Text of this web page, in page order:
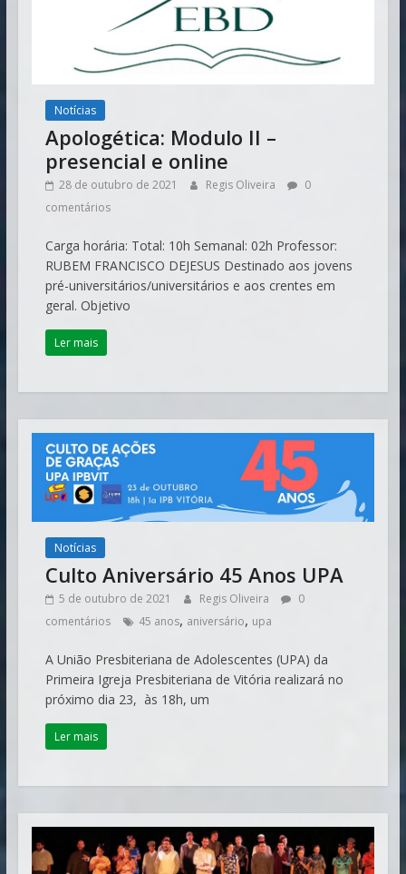
Notícias
Apologética: Modulo II –
presencial e online
28 de outubro de 2021 Regis Oliveira
0
comentários
Carga horária: Total: 10h Semanal: 02h Professor:
RUBEM FRANCISCO DEJESUS Destinado aos jovens
pré-universitários/universitários e aos crentes em
geral. Objetivo
Ler mais
Notícias
Culto Aniversário 45 Anos UPA
5 de outubro de 2021 Regis Oliveira
0
comentários
45 anos, aniversário, upa
A União Presbiteriana de Adolescentes (UPA) da
Primeira Igreja Presbiteriana de Vitória realizará no
próximo dia 23, às 18h, um
Ler mais